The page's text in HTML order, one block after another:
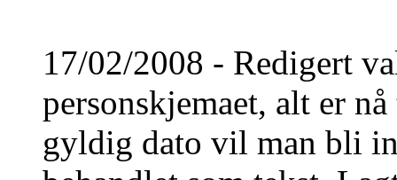
17/02/2008 - Redigert
personskjemaet, alt er
gyldig dato vil man bli